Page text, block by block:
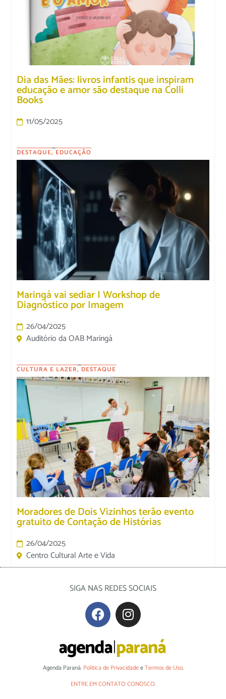
Dia das Mães: livros infantis que inspiram
educação e amor são destaque na Colli
Books
11/05/2025
DESTAQUE, EDUCAÇÃO
Maringá vai sediar I Workshop de
Diagnóstico por Imagem
26/04/2025
Auditório da OAB Maringá
CULTURA E LAZER, DESTAQUE
Moradores de Dois Vizinhos terão evento
gratuito de Contação de Histórias
26/04/2025
Centro Cultural Arte e Vida
SIGA NAS REDES SOCIAIS
Agenda Paraná. Política de PrivacidadeeTermos de Uso.
ENTRE EM CONTATO CONOSCO.